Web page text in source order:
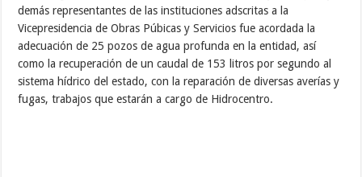
demás representantes de las instituciones adscritas a la
Vicepresidencia de Obras Púbicas y Servicios fue acordada la
adecuación de 25 pozos de agua profunda en la entidad, así
como la recuperación de un caudal de 153 litros por segundo al
sistema hídrico del estado, con la reparación de diversas averías y
fugas, trabajos que estarán a cargo de Hidrocentro.